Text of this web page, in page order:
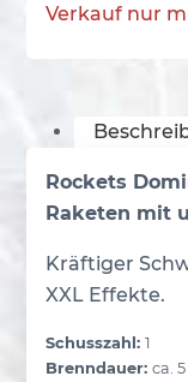
Verkauf nur
Rockets
Raketen mit
Kräftiger
XXL Effekte.
Schusszahl:1
Brenndauer:ca. 5